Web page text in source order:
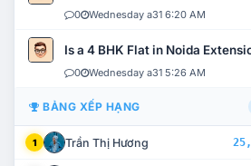
0 Wednesday a31 6:20 AM
Is a 4 BHK Flat in Noida
0 Wednesday a31 5:26 AM
BẢNG XẾP HẠNG
1 Trần Thị Hương